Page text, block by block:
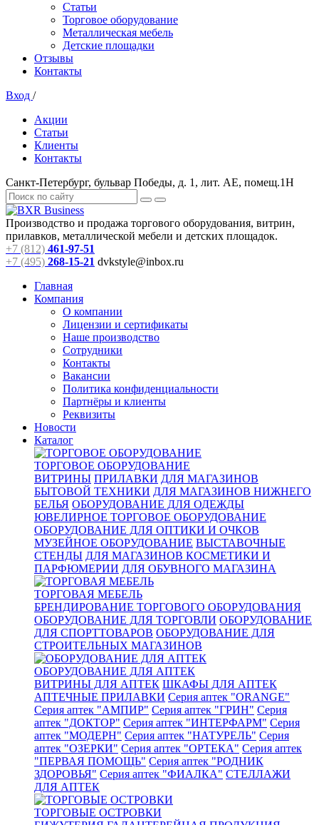
Статьи
Торговое оборудование
Металлическая мебель
Детские площадки
Отзывы
Контакты
Вход /
Акции
Статьи
Клиенты
Контакты
Санкт-Петербург, бульвар Победы, д. 1, лит. АЕ, помещ.1Н
Производство и продажа торгового оборудования, витрин,
прилавков, металлической мебели и детских площадок.
+7 (812) 461-97-51
+7 (495) 268-15-21 dvkstyle@inbox.ru
Главная
Компания
О компании
Лицензии и сертификаты
Наше производство
Сотрудники
Контакты
Вакансии
Политика конфиденциальности
Партнёры и клиенты
Реквизиты
Новости
Каталог
ТОРГОВОЕ ОБОРУДОВАНИЕ
ВИТРИНЫ ПРИЛАВКИ ДЛЯ МАГАЗИНОВ
БЫТОВОЙ ТЕХНИКИ ДЛЯ МАГАЗИНОВ НИЖНЕГО
БЕЛЬЯ ОБОРУДОВАНИЕ ДЛЯ ОДЕЖДЫ
ЮВЕЛИРНОЕ ТОРГОВОЕ ОБОРУДОВАНИЕ
ОБОРУДОВАНИЕ ДЛЯ ОПТИКИ И ОЧКОВ
МУЗЕЙНОЕ ОБОРУДОВАНИЕ ВЫСТАВОЧНЫЕ
СТЕНДЫ ДЛЯ МАГАЗИНОВ КОСМЕТИКИ И
ПАРФЮМЕРИИ ДЛЯ ОБУВНОГО МАГАЗИНА
ТОРГОВАЯ МЕБЕЛЬ
БРЕНДИРОВАНИЕ ТОРГОВОГО ОБОРУДОВАНИЯ
ОБОРУДОВАНИЕ ДЛЯ ТОРГОВЛИ ОБОРУДОВАНИЕ
ДЛЯ СПОРТТОВАРОВ ОБОРУДОВАНИЕ ДЛЯ
СТРОИТЕЛЬНЫХ МАГАЗИНОВ
ОБОРУДОВАНИЕ ДЛЯ АПТЕК
ВИТРИНЫ ДЛЯ АПТЕК ШКАФЫ ДЛЯ АПТЕК
АПТЕЧНЫЕ ПРИЛАВКИ Серия аптек "ORANGE"
Серия аптек "АМПИР" Серия аптек "ГРИН" Серия
аптек "ДОКТОР" Серия аптек "ИНТЕРФАРМ" Серия
аптек "МОДЕРН" Серия аптек "НАТУРЕЛЬ" Серия
аптек "ОЗЕРКИ" Серия аптек "ОРТЕКА" Серия аптек
"ПЕРВАЯ ПОМОЩЬ" Серия аптек "РОДНИК
ЗДОРОВЬЯ" Серия аптек "ФИАЛКА" СТЕЛЛАЖИ
ДЛЯ АПТЕК
ТОРГОВЫЕ ОСТРОВКИ